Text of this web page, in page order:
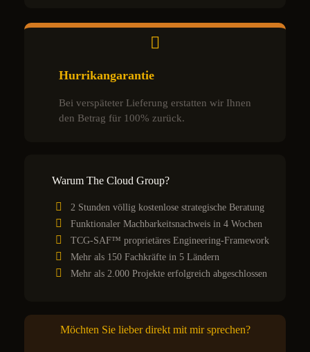
Hurrikangarantie
Bei verspäteter Lieferung erstatten wir Ihnen
den Betrag für 100% zurück.
Warum The Cloud Group?
2 Stunden völlig kostenlose strategische Beratung
Funktionaler Machbarkeitsnachweis in 4 Wochen
TCG-SAF™ proprietäres Engineering-Framework
Mehr als 150 Fachkräfte in 5 Ländern
Mehr als 2.000 Projekte erfolgreich abgeschlossen
Möchten Sie lieber direkt mit mir sprechen?